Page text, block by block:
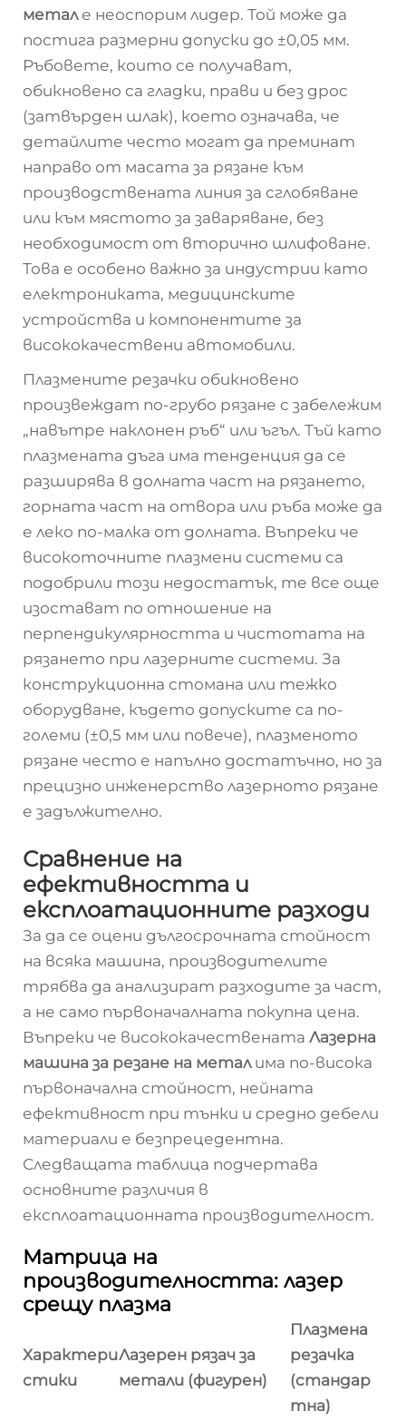
метал е неоспорим лидер. Той може да
постига размерни допуски до ±0,05 мм.
Ръбовете, които се получават,
обикновено са гладки, прави и без дрос
(затвърден шлак), което означава, че
детайлите често могат да преминат
направо от масата за рязане към
производствената линия за сглобяване
или към мястото за заваряване, без
необходимост от вторично шлифоване.
Това е особено важно за индустрии като
електрониката, медицинските
устройства и компонентите за
висококачествени автомобили.
Плазмените резачки обикновено
произвеждат по-грубо рязане с забележим
„навътре наклонен ръб“ или ъгъл. Тъй като
плазмената дъга има тенденция да се
разширява в долната част на рязането,
горната част на отвора или ръба може да
е леко по-малка от долната. Въпреки че
високоточните плазмени системи са
подобрили този недостатък, те все още
изостават по отношение на
перпендикулярността и чистотата на
рязането при лазерните системи. За
конструкционна стомана или тежко
оборудване, където допуските са по-
големи (±0,5 мм или повече), плазменото
рязане често е напълно достатъчно, но за
прецизно инженерство лазерното рязане
е задължително.
Сравнение на
ефективността и
експлоатационните разходи
За да се оцени дългосрочната стойност
на всяка машина, производителите
трябва да анализират разходите за част,
а не само първоначалната покупна цена.
Въпреки че висококачествената Лазерна
машина за резане на метал има по-висока
първоначална стойност, нейната
ефективност при тънки и средно дебели
материали е безпрецедентна.
Следващата таблица подчертава
основните различия в
експлоатационната производителност.
Матрица на
производителността: лазер
срещу плазма
Характери
стики
Лазерен рязач за
метали (фигурен)
Плазмена
резачка
(стандар
тна)